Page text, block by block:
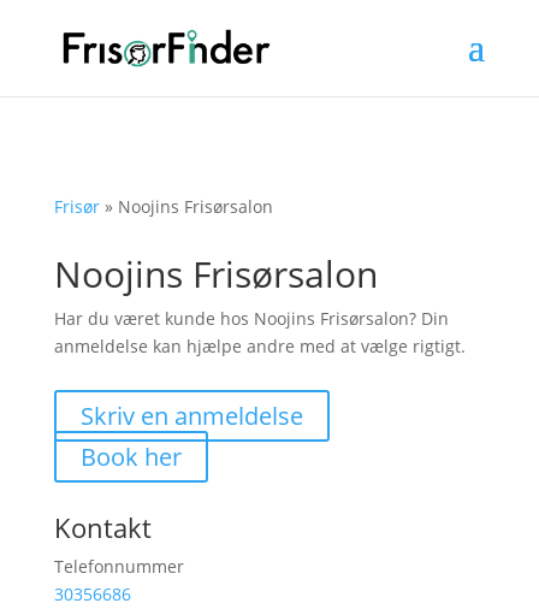
Frisør» Noojins Frisørsalon
Noojins Frisørsalon
Har du været kunde hos Noojins Frisørsalon? Din
anmeldelse kan hjælpe andre med at vælge rigtigt.
Skriv en anmeldelse
Book her
Kontakt
Telefonnummer
30356686